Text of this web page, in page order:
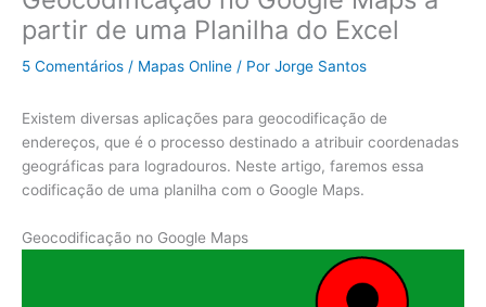
partir de uma Planilha do Excel
5 Comentários / Mapas Online / Por Jorge Santos
Existem diversas aplicações para geocodificação de
endereços, que é o processo destinado a atribuir coordenadas
geográficas para logradouros. Neste artigo, faremos essa
codificação de uma planilha com o Google Maps.
Geocodificação no Google Maps